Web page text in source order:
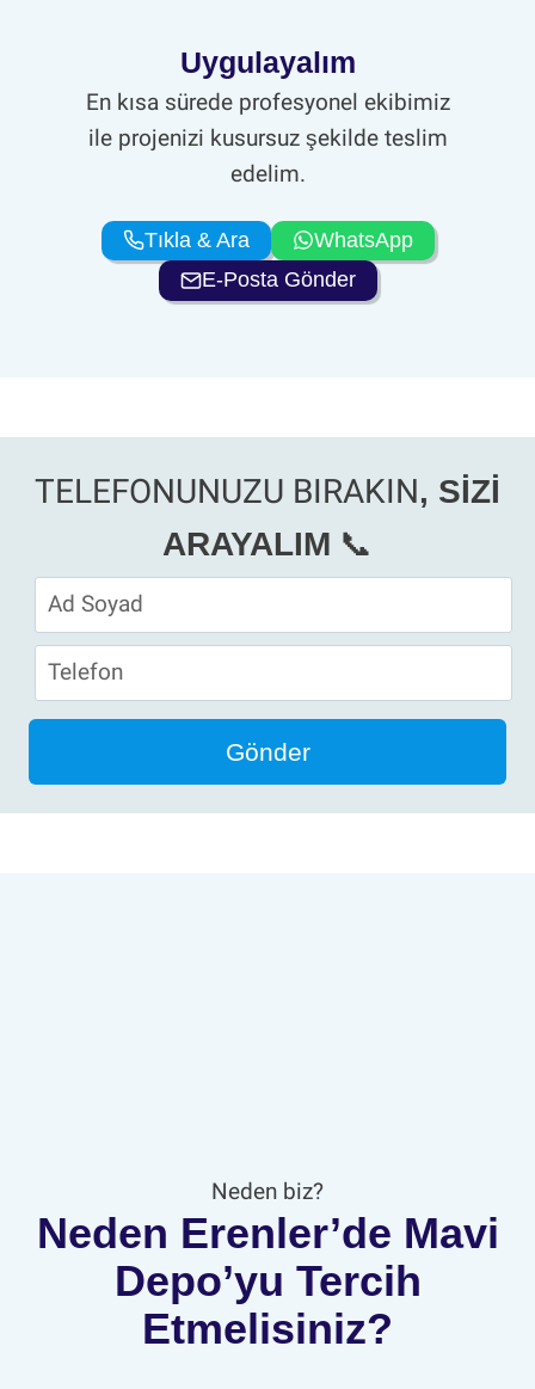
Uygulayalım
En kısa sürede profesyonel ekibimiz
ile projenizi kusursuz şekilde teslim
edelim.
Tıkla & Ara
WhatsApp
E-Posta Gönder
TELEFONUNUZU BIRAKIN, SİZİ
ARAYALIM 📞
Neden biz?
Neden Erenler’de Mavi
Depo’yu Tercih
Etmelisiniz?